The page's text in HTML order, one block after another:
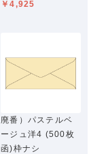
￥4,925
廃番）パステルベ
ージュ洋4 (500枚
函)枠ナシ